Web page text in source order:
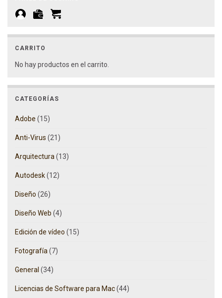
CARRITO
No hay productos en el carrito.
CATEGORÍAS
Adobe (15)
Anti-Virus (21)
Arquitectura (13)
Autodesk(12)
Diseño (26)
Diseño Web (4)
Edición de vídeo (15)
Fotografía (7)
General (34)
Licencias de Software para Mac(44)